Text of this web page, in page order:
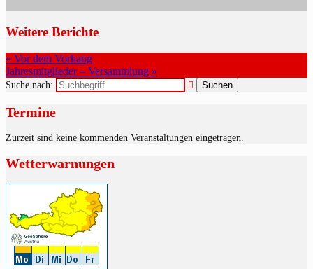
Weitere Berichte
« Vor dem Vorhang
Jahresmitglieder – Versammlung »
Suche nach:
Termine
Zurzeit sind keine kommenden Veranstaltungen eingetragen.
Wetterwarnungen